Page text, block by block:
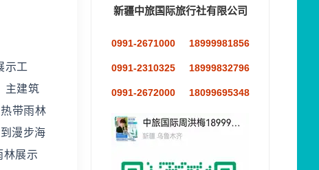
示工
主建筑
带雨林
漫步海
林展示
新疆中旅国际旅行社有限公司
0991-2671000 18999981856
0991-2310325 18999832796
0991-2672000 18099695348